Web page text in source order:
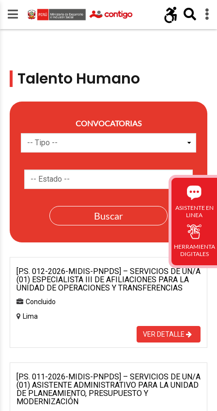
Talento Humano
CONVOCATORIAS
[P.S. 012-2026-MIDIS-PNPDS] – SERVICIOS DE UN/A
(01) ESPECIALISTA III DE AFILIACIONES PARA LA
UNIDAD DE OPERACIONES Y TRANSFERENCIAS
Concluido
Lima
VER DETALLE
[P.S. 011-2026-MIDIS-PNPDS] – SERVICIOS DE UN/A
(01) ASISTENTE ADMINISTRATIVO PARA LA UNIDAD
DE PLANEAMIENTO, PRESUPUESTO Y
MODERNIZACIÓN
ASISTENTE EN
LINEA
HERRAMIENTA
DIGITALES